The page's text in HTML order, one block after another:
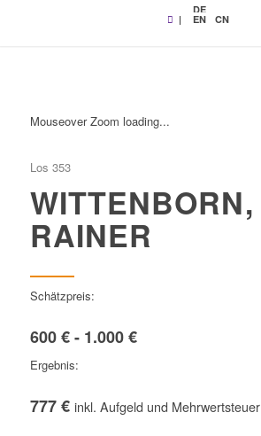
|
DE
EN CN
Mouseover Zoom loading...
Los 353
WITTENBORN,
RAINER
Schätzpreis:
600 € - 1.000 €
Ergebnis:
777 € inkl. Aufgeld und Mehrwertsteuer